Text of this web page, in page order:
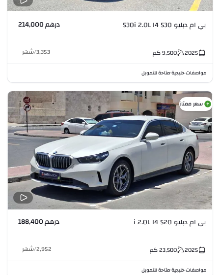
بي ام دبليو 530 530i 2.0L I4 درهم 214,000
2025
9,500كم 3,353
/شهر
مواصفات خليجية•متاحة للتمويل
سعر ممتاز
بي ام دبليو 520 i 2.0L I4 درهم 188,400
2025
23,500كم 2,952
/شهر
مواصفات خليجية•متاحة للتمويل